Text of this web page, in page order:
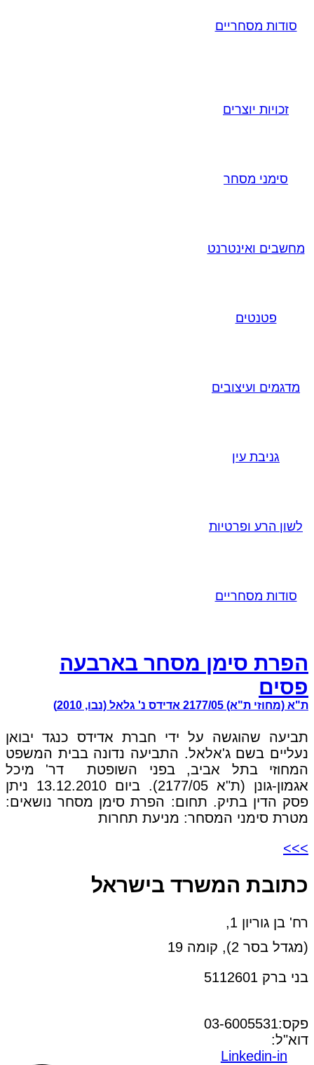
סודות מסחריים
זכויות יוצרים
סימני מסחר
מחשבים ואינטרנט
פטנטים
מדגמים ועיצובים
גניבת עין
לשון הרע ופרטיות
סודות מסחריים
הפרת סימן מסחר בארבעה
פסים
ת"א (מחוזי ת"א) 2177/05 אדידס נ' גלאל (נבו, 2010)
תביעה שהוגשה על ידי חברת אדידס כנגד יבואן
נעליים בשם ג'אלאל. התביעה נדונה בבית המשפט
המחוזי בתל אביב, בפני השופטת דר' מיכל
אגמון-גונן (ת"א 2177/05). ביום 13.12.2010 ניתן
פסק הדין בתיק. תחום: הפרת סימן מסחר נושאים:
מטרת סימני המסחר: מניעת תחרות
>>>
כתובת המשרד בישראל
רח' בן גוריון 1,
(מגדל בסר 2), קומה 19
בני ברק 5112601
פקס:03-6005531
דוא"ל:
Linkedin-in